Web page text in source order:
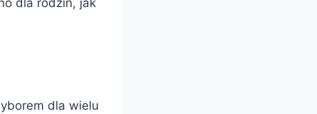
dla rodzin, jak
dla wielu